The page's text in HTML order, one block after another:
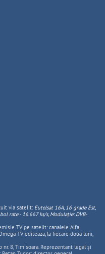
via satelit: Eutelsat 16A, 16 grade Est,
rate - 16.667 ks/s, Modulație: DVB-
TV pe satelit: canalele Alfa
TV editeaza, la fiecare doua luni,
nr. 8, Timisoara. Reprezentant legal și